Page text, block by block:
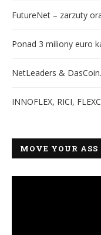
FutureNet – zarzuty
Ponad 3 miliony euro
NetLeaders &
INNOFLEX, RICI,
MOVE YOUR ASS